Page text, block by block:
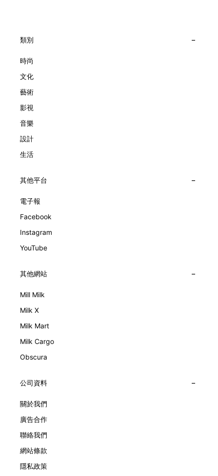
子，以及訴說時間的珠寶。每個主題展區都有精美的佈置回應
大主題展區，彰顯世家的核心價值。2010年，Van Cleef &
級鐘錶大賞（Grand Prix d'Horlogerie de Genève）中獲獎的
擁而吻。雙逆跳機芯精準驅動這場機械浪漫，讓時間不再是抽
象概念，而是心跳的律動。 故事並未完結，2025年推出的
Lady Arpels Bal des Amoureux
類別
時尚
文化
藝術
影視
音樂
設計
生活
其他平台
電子報
Facebook
Instagram
YouTube
其他網站
Mill Milk
Milk X
Milk Mart
Milk Cargo
Obscura
公司資料
關於我們
廣告合作
聯絡我們
網站條款
隱私政策